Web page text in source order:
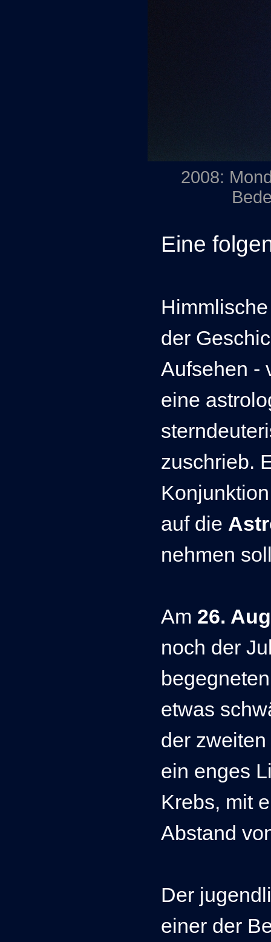
2008:
Eine
der
Aufsehen -
eine
zuschrieb.
auf die
nehmen
Am 26.
noch der
etwas
der
ein enges
Krebs, mit
Abstand
Der
einer der